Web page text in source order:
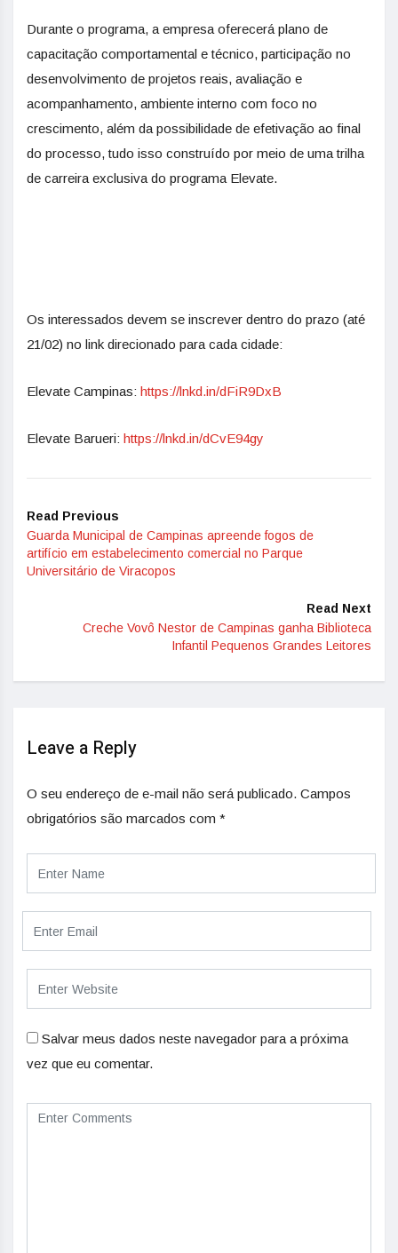
Durante o programa, a empresa oferecerá plano de
capacitação comportamental e técnico, participação no
desenvolvimento de projetos reais, avaliação e
acompanhamento, ambiente interno com foco no
crescimento, além da possibilidade de efetivação ao final
do processo, tudo isso construído por meio de uma trilha
de carreira exclusiva do programa Elevate.
Os interessados devem se inscrever dentro do prazo (até
21/02) no link direcionado para cada cidade:
Elevate Campinas: https://lnkd.in/dFiR9DxB
Elevate Barueri: https://lnkd.in/dCvE94gy
Read Previous
Guarda Municipal de Campinas apreende fogos de
artifício em estabelecimento comercial no Parque
Universitário de Viracopos
Read Next
Creche Vovô Nestor de Campinas ganha Biblioteca
Infantil Pequenos Grandes Leitores
Leave a Reply
O seu endereço de e-mail não será publicado. Campos
obrigatórios são marcados com *
Salvar meus dados neste navegador para a próxima
vez que eu comentar.